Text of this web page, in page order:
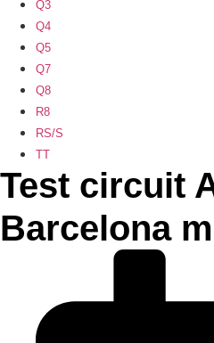
Q3
Q4
Q5
Q7
Q8
R8
RS/S
TT
Test circuit
Barcelona